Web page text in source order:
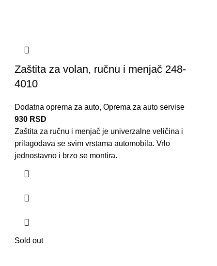
Zaštita za volan, ručnu i menjač 248-
4010
Dodatna oprema za auto, Oprema za auto servise
930 RSD
Zaštita za ručnu i menjač je univerzalne veličina i
prilagođava se svim vrstama automobila. Vrlo
jednostavno i brzo se montira.
Sold out